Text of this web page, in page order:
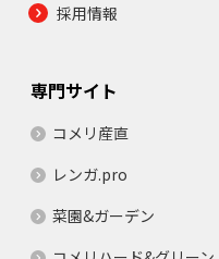
採用情報
専門サイト
コメリ産直
レンガ.pro
菜園&ガーデン